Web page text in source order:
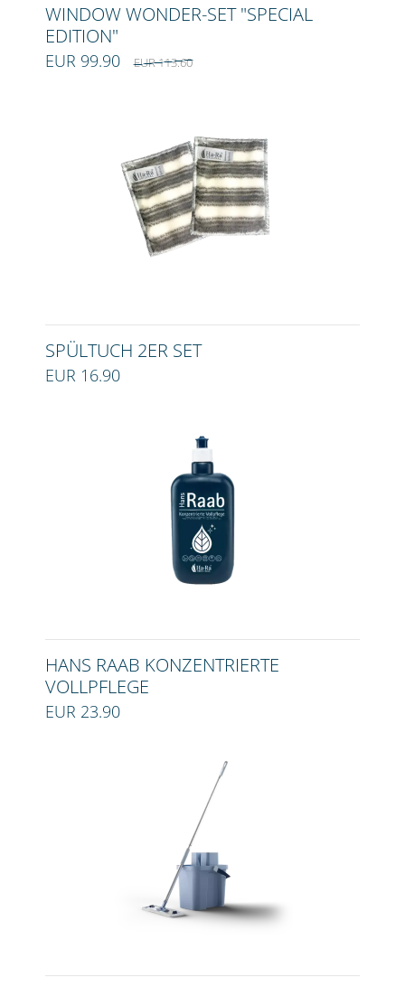
WINDOW WONDER-SET "SPECIAL
EDITION"
EUR 99.90EUR 113.60
SPÜLTUCH 2ER SET
EUR 16.90
HANS RAAB KONZENTRIERTE
VOLLPFLEGE
EUR 23.90